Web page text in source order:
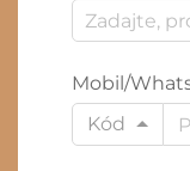
Mobil/
Kód